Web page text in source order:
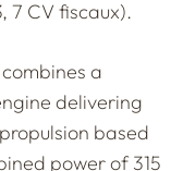
7 CV fiscaux).
a
delivering
based
power of 315